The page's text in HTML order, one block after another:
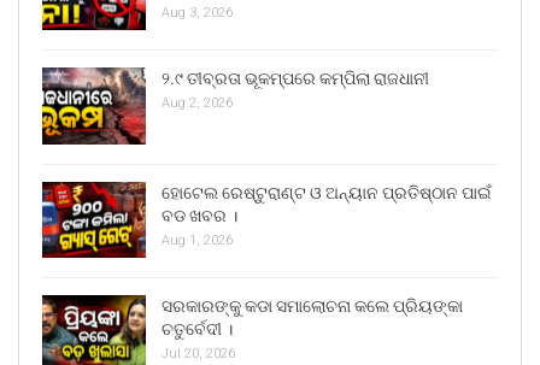
Aug 3, 2026
୨.୯ ତୀବ୍ରତା ଭୂକମ୍ପରେ କମ୍ପିଲା ରାଜଧାନୀ
Aug 2, 2026
ହୋଟେଲ ରେଷ୍ଟୁରାଣ୍ଟ ଓ ଅନ୍ୟାନ ପ୍ରତିଷ୍ଠାନ ପାଇଁ
ବଡ ଖବର ।
Aug 1, 2026
ସରକାରଙ୍କୁ କଡା ସମାଲୋଚନା କଲେ ପ୍ରିୟଙ୍କା
ଚତୁର୍ବେଦୀ ।
Jul 20, 2026